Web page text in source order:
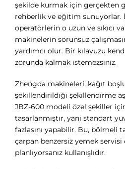
şekilde kurmak için gerçekten
rehberlik ve eğitim sunuyorlar.
operatörlerin o uzun ve sıkıcı
makinelerin sorunsuz
yardımcı olur. Bir kılavuzu
zorunda kalmak istemezsiniz.
Zhengda makineleri, kağıt
şekillendirildiği şekillendirme
JBZ-600 modeli özel şekiller
tasarlanmıştır, yani standart
fazlasını yapabilir. Bu, bölmeli
çarpan benzersiz yemek
planlıyorsanız kullanışlıdır.